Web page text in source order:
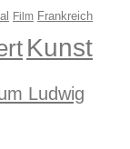
Film Frankreich
Kunst
Ludwig